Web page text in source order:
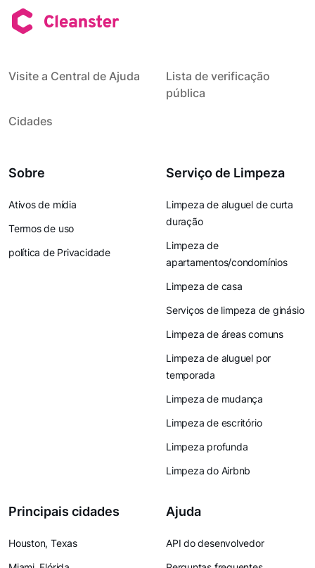
Visite a Central de Ajuda
Lista de verificação
pública
Cidades
Sobre
Ativos de mídia
Termos de uso
política de Privacidade
Serviço de Limpeza
Limpeza de aluguel de curta
duração
Limpeza de
apartamentos/condomínios
Limpeza de casa
Serviços de limpeza de ginásio
Limpeza de áreas comuns
Limpeza de aluguel por
temporada
Limpeza de mudança
Limpeza de escritório
Limpeza profunda
Limpeza do Airbnb
Principais cidades
Houston, Texas
Ajuda
API do desenvolvedor